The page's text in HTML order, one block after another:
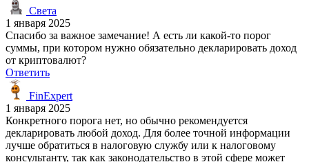
Света
1 января 2025
Спасибо за важное замечание! А есть ли какой-то порог
суммы, при котором нужно обязательно декларировать доход
от криптовалют?
Ответить
FinExpert
1 января 2025
Конкретного порога нет, но обычно рекомендуется
декларировать любой доход. Для более точной информации
лучше обратиться в налоговую службу или к налоговому
консультанту, так как законодательство в этой сфере может